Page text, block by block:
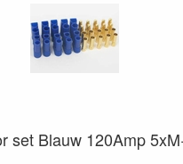
set Blauw 120Amp